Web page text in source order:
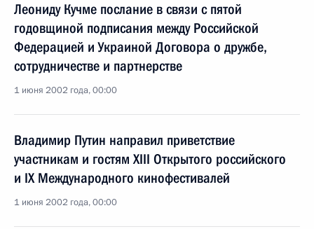
Леониду Кучме послание в связи с пятой
годовщиной подписания между Российской
Федерацией и Украиной Договора о дружбе,
сотрудничестве и партнерстве
1 июня 2002 года, 00:00
Владимир Путин направил приветствие
участникам и гостям XIII Открытого российского
и IX Международного кинофестивалей
1 июня 2002 года, 00:00